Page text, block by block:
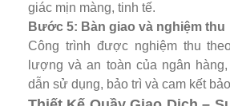
giác mịn màng, tinh tế.
Bước 5: Bàn giao và nghiệm thu
Công trình được nghiệm thu
lượng và an toàn của ngân
dẫn sử dụng, bảo trì và cam kết